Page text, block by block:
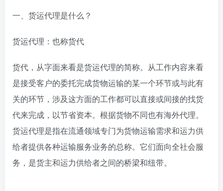
一、货运代理是什么？
货运代理：也称货代
货代，从字面来看是货运代理的简称。从工作内容来看
是接受客户的委托完成货物运输的某一个环节或与此有
关的环节，涉及这方面的工作都可以直接或间接的找货
代来完成，以节省资本。根据货物不同也有海外代理。
货运代理是指在流通领域专门为货物运输需求和运力供
给者提供各种运输服务业务的总称。它们面向全社会服
务，是货主和运力供给者之间的桥梁和纽带。